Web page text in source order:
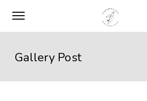
Gallery Post